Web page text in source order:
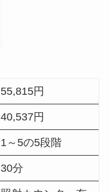
55,815円
40,537円
1～5の5段階
30分